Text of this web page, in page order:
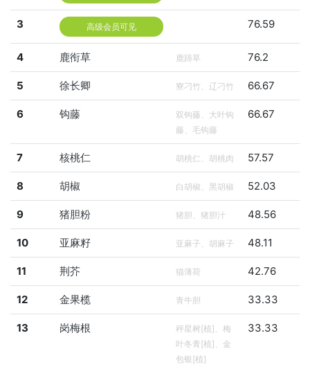
3 高级会员可见 76.59
4 鹿衔草 鹿蹄草 76.2
5 徐长卿 寮刁竹、辽刁竹 66.67
6 钩藤
双钩藤、大叶钩
藤、毛钩藤
66.67
7 核桃仁 胡桃仁、胡桃肉 57.57
8 胡椒 白胡椒、黑胡椒 52.03
9 猪胆粉 猪胆、猪胆汁 48.56
10 亚麻籽 亚麻子、胡麻子 48.11
11 荆芥 猫薄荷 42.76
12 金果榄 青牛胆 33.33
13 岗梅根
秤星树[植]、梅
叶冬青[植]、金
包银[植]
33.33